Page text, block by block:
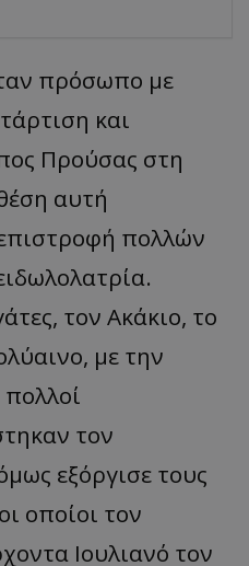
πρόσωπο με
και
Προύσας στη
αυτή
πολλών
τον Ακάκιο, το
με την
τον
εξόργισε τους
οποίοι τον
Ιουλιανό τον